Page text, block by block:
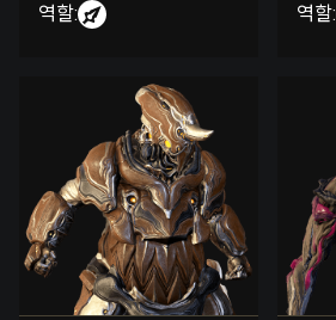
역할: 역할: